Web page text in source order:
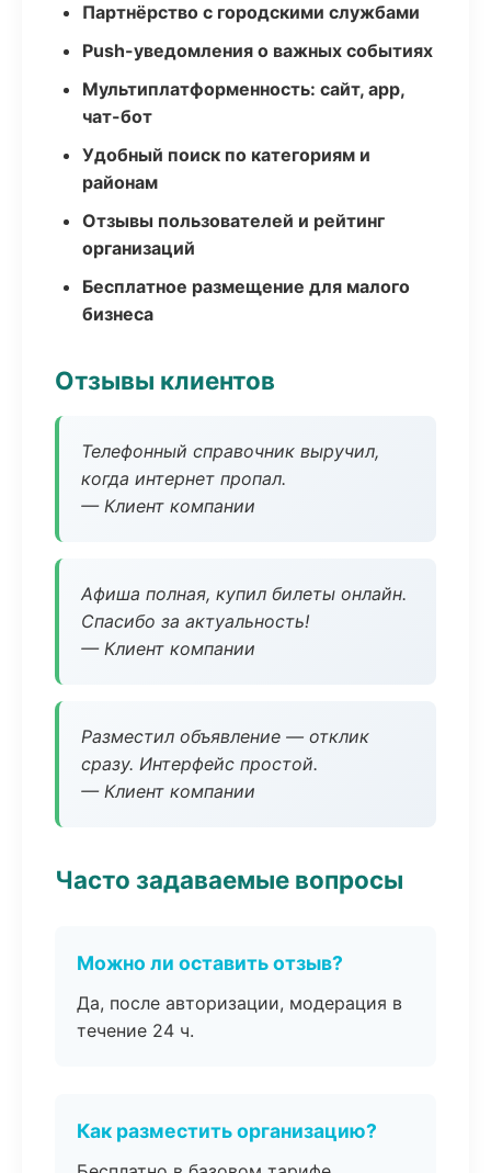
Партнёрство с городскими службами
Push-уведомления о важных событиях
Мультиплатформенность: сайт, app,
чат-бот
Удобный поиск по категориям и
районам
Отзывы пользователей и рейтинг
организаций
Бесплатное размещение для малого
бизнеса
Отзывы клиентов
Телефонный справочник выручил,
когда интернет пропал.
— Клиент компании
Афиша полная, купил билеты онлайн.
Спасибо за актуальность!
— Клиент компании
Разместил объявление — отклик
сразу. Интерфейс простой.
— Клиент компании
Часто задаваемые вопросы
Можно ли оставить отзыв?
Да, после авторизации, модерация в
течение 24 ч.
Как разместить организацию?